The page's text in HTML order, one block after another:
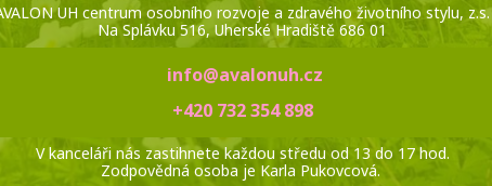
UH centrum osobního rozvoje a zdravého životního stylu, z.s.
Na Splávku 516, Uherské Hradiště 686 01
info@avalonuh.cz
+420 732 354 898
V kanceláři nás zastihnete každou středu od 13 do 17 hod.
Zodpovědná osoba je Karla Pukovcová.